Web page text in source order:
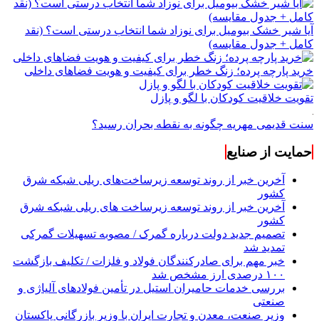
آیا شیر خشک بیومیل برای نوزاد شما انتخاب درستی است؟ (نقد
کامل + جدول مقایسه)
خرید پارچه پرده؛ زنگ خطر برای کیفیت و هویت فضاهای داخلی
تقویت خلاقیت کودکان با لگو و پازل
سنت قدیمی مهریه چگونه به نقطه بحران رسید؟
حمایت از صنایع
آخرین خبر از روند توسعه زیرساخت‌های ریلی شبکه شرق
کشور
آخرین خبر از روند توسعه زیرساخت های ریلی شبکه شرق
کشور
تصمیم جدید دولت درباره گمرک / مصوبه تسهیلات گمرکی
تمدید شد
خبر مهم برای صادرکنندگان فولاد و فلزات / تکلیف بازگشت
۱۰۰ درصدی ارز مشخص شد
بررسی خدمات حامیران استیل در تأمین فولادهای آلیاژی و
صنعتی
وزیر صنعت، معدن و تجارت ایران با وزیر بازرگانی پاکستان